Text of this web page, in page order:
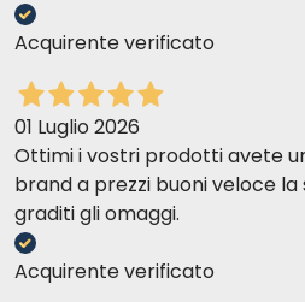
Acquirente verificato
01 Luglio 2026
Ottimi i vostri prodotti avete
brand a prezzi buoni veloce
graditi gli omaggi.
Acquirente verificato